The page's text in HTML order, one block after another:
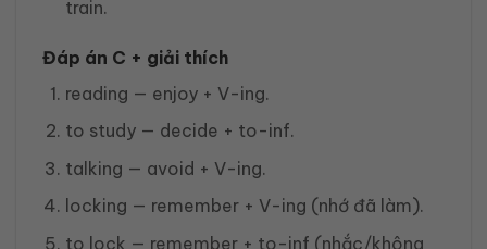
train.
Đáp án C + giải thích
reading — enjoy + V-ing.
to study — decide + to-inf.
talking — avoid + V-ing.
locking — remember + V-ing (nhớ đã làm).
to lock — remember + to-inf (nhắc/không